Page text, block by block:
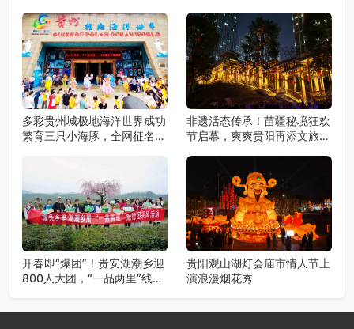
多彩贵州城极地海洋世界成功
繁育三只小海豚，全网征名正
非遗活态传承！苗疆秘境狂欢
节启幕，爽爽贵阳再添文旅新
开春即“爆团”！贵安湖潮乡迎
800人大团，“一品两里”线路
贵阳观山湖灯会庙市情人节上
演浪漫烟花秀